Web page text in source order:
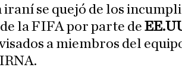
se quejó de los
la FIFA por parte de
a miembros del